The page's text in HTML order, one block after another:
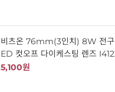
비츠온 76mm(3인치) 8W 전구
ED 컷오프 다이케스팅 렌즈
5,100원